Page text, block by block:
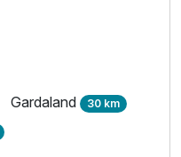
Gardaland 30 km